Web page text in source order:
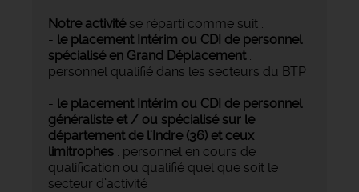
Notre activitése réparti comme suit :
- le placement Intérim ou CDI de personnel
spécialisé en Grand Déplacement :
personnel qualifié dans les secteurs du BTP
- le placement Intérim ou CDI de personnel
généraliste et / ou spécialisé sur le
département de l'Indre (36) et ceux
limitrophes : personnel en cours de
qualification ou qualifié quel que soit le
secteur d’activité